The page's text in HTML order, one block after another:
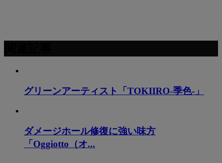
グリーンアーティスト「TOKIIRO-季色-」
ダメージホール修復に強い味方
「Oggiotto（オ...